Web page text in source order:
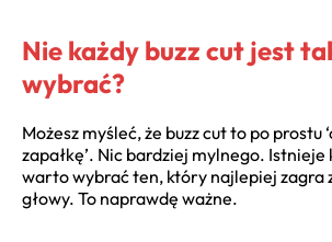
Nie każdy buzz cut jest
wybrać?
Możesz myśleć, że buzz cut to po prostu
zapałkę’. Nic bardziej mylnego.
warto wybrać ten, który najlepiej zagra
głowy. To naprawdę ważne.